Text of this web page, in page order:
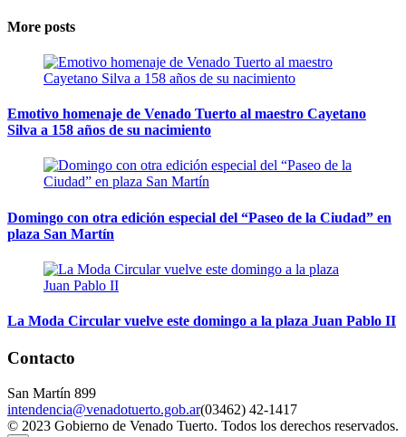
More posts
Emotivo homenaje de Venado Tuerto al maestro Cayetano
Silva a 158 años de su nacimiento
Domingo con otra edición especial del “Paseo de la Ciudad” en
plaza San Martín
La Moda Circular vuelve este domingo a la plaza Juan Pablo II
Contacto
San Martín 899
intendencia@venadotuerto.gob.ar(03462) 42-1417
© 2023 Gobierno de Venado Tuerto. Todos los derechos reservados.